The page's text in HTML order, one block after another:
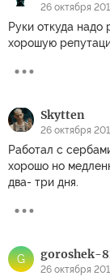
26 октября
Руки откуда надо
хорошую
Skytten
26 октября
Работал с
хорошо но
два- три дня.
G goroshek-
26 октября